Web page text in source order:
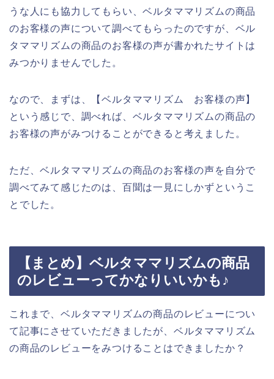
うな人にも協力してもらい、ベルタママリズムの商品
のお客様の声について調べてもらったのですが、ベル
タママリズムの商品のお客様の声が書かれたサイトは
みつかりませんでした。
なので、まずは、【ベルタママリズム お客様の声】
という感じで、調べれば、ベルタママリズムの商品の
お客様の声がみつけることができると考えました。
ただ、ベルタママリズムの商品のお客様の声を自分で
調べてみて感じたのは、百聞は一見にしかずというこ
とでした。
【まとめ】ベルタママリズムの商品
のレビューってかなりいいかも♪
これまで、ベルタママリズムの商品のレビューについ
て記事にさせていただきましたが、ベルタママリズム
の商品のレビューをみつけることはできましたか？